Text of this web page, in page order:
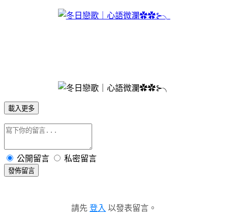
載入更多
公開留言 私密留言
發佈留言
請先 登入 以發表留言。